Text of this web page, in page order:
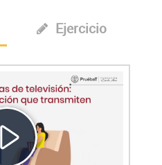
Ejercicio
Reproducir